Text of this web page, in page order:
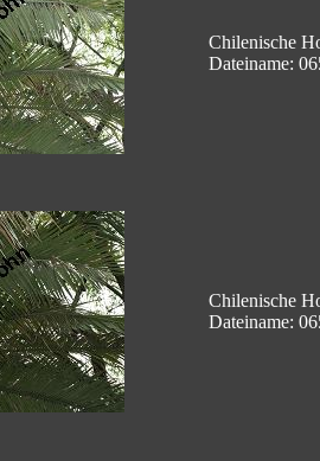
Chilenische
Dateiname:
Chilenische
Dateiname: